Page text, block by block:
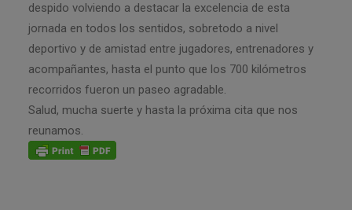
despido volviendo a destacar la excelencia de esta
jornada en todos los sentidos, sobretodo a nivel
deportivo y de amistad entre jugadores, entrenadores y
acompañantes, hasta el punto que los 700 kilómetros
recorridos fueron un paseo agradable.
Salud, mucha suerte y hasta la próxima cita que nos
reunamos.